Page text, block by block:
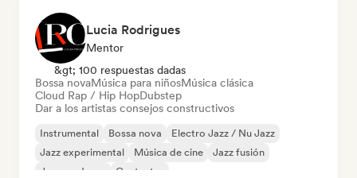
Lucia Rodrigues
Mentor
&gt; 100 respuestas dadas
Bossa novaMúsica para niñosMúsica clásica
Cloud Rap / Hip HopDubstep
Dar a los artistas consejos constructivos
Instrumental Bossa nova
Electro Jazz / Nu Jazz
Jazz experimental
Música de cine
Jazz fusión
Jazz moderno
Cantautor